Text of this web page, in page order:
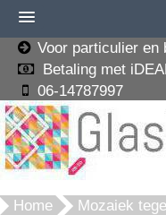
Voor particulier en
Betaling met
06-14787997
Home Mozaiek